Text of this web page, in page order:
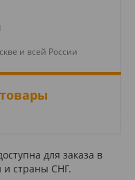
и всей России
для заказа в
и страны СНГ.